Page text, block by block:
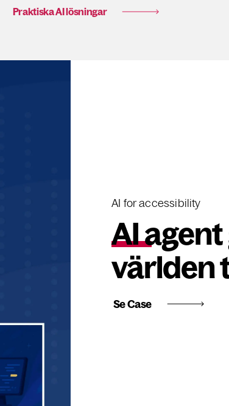
Praktiska AI lösningar
AI for accessibility
AI
världen
Se Case